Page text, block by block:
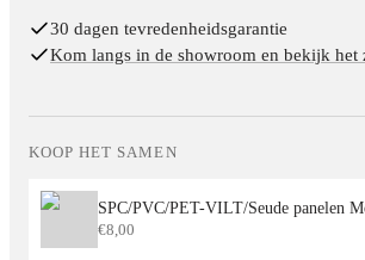
30 dagen tevredenheidsgarantie
Kom langs in de showroom en bekijk het
KOOP HET SAMEN
€8,00